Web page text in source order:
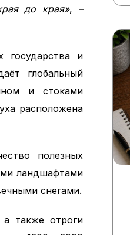
до края», –
государства и
глобальный
и стоками
расположена
полезных
ландшафтами
снегами.
также отроги